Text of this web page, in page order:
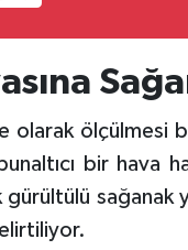
olarak ölçülmesi
bir hava
sağanak